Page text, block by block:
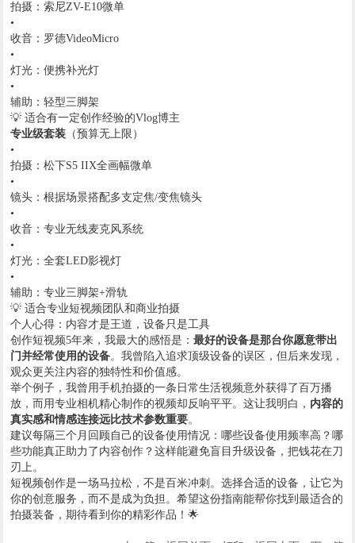
拍摄：索尼ZV-E10微单
•
收音：罗德VideoMicro
•
灯光：便携补光灯
•
辅助：轻型三脚架
💡 适合有一定创作经验的Vlog博主
​专业级套装​ ​（预算无上限）
•
拍摄：松下S5 IIX全画幅微单
•
镜头：根据场景搭配多支定焦/变焦镜头
•
收音：专业无线麦克风系统
•
灯光：全套LED影视灯
•
辅助：专业三脚架+滑轨
💡 适合专业短视频团队和商业拍摄
个人心得：内容才是王道，设备只是工具
创作短视频5年来，我最大的感悟是：​​最好的设备是那台你愿意带出
门并经常使用的设备​​。我曾陷入追求顶级设备的误区，但后来发现，
观众更关注内容的独特性和价值感。
举个例子，我曾用手机拍摄的一条日常生活视频意外获得了百万播
放，而用专业相机精心制作的视频却反响平平。这让我明白，​ ​内容的
真实感和情感连接远比技术参数重要​​。
建议每隔三个月回顾自己的设备使用情况：哪些设备使用频率高？哪
些功能真正助力了内容创作？这样能避免盲目升级设备，把钱花在刀
刃上。
短视频创作是一场马拉松，不是百米冲刺。选择合适的设备，让它为
你的创意服务，而不是成为负担。希望这份指南能帮你找到最适合的
拍摄装备，期待看到你的精彩作品！🌟